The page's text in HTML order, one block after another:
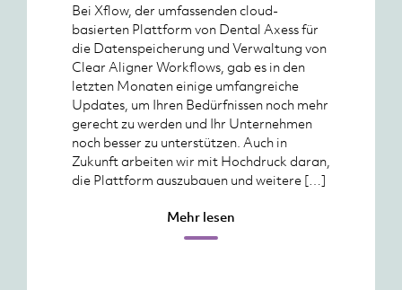
Bei Xflow, der umfassenden cloud-
basierten Plattform von Dental Axess für
die Datenspeicherung und Verwaltung von
Clear Aligner Workflows, gab es in den
letzten Monaten einige umfangreiche
Updates, um Ihren Bedürfnissen noch mehr
gerecht zu werden und Ihr Unternehmen
noch besser zu unterstützen. Auch in
Zukunft arbeiten wir mit Hochdruck daran,
die Plattform auszubauen und weitere […]
Mehr lesen